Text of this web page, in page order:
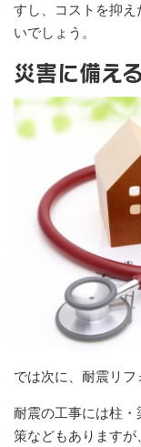
すし、コストを抑え
いでしょう。
災害に備え
では次に、耐震リフ
耐震の工事には柱
策などもありますが